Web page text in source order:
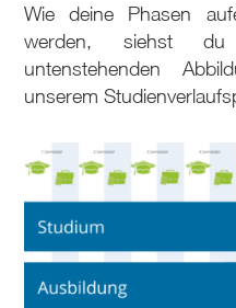
Wie deine Phasen
werden, siehst
untenstehenden
unserem